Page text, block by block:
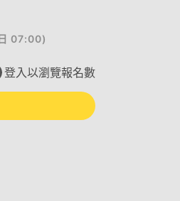
07:00)
登入以瀏覽報名數